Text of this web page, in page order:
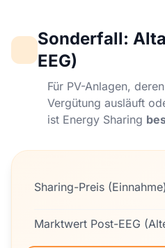
Sonderfall:
EEG)
Für PV-Anlagen,
Vergütung ausläuft
ist Energy Sharing
Sharing-Preis (Einnahme)
Marktwert Post-EEG